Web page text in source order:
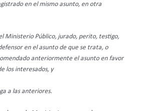
en el mismo asunto, en otra
Ministerio Público, jurado, perito, testigo,
en el asunto de que se trata, o
anteriormente el asunto en favor
los interesados, y
a las anteriores.